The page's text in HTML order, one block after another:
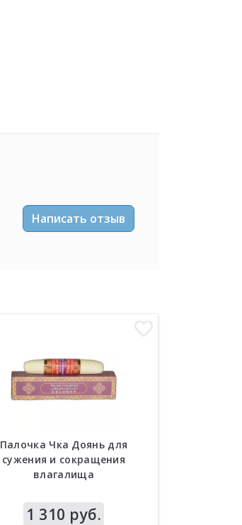
Написать отзыв
Палочка Чка Доянь для
сужения и сокращения
влагалища
1 310 руб.